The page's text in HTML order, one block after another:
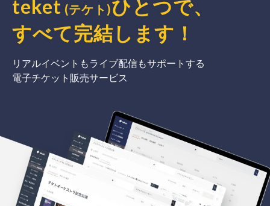
teket (テケト)ひとつで、
すべて完結 します ！
リアルイベントもライブ配信もサポートする
電子チケット販売サービス